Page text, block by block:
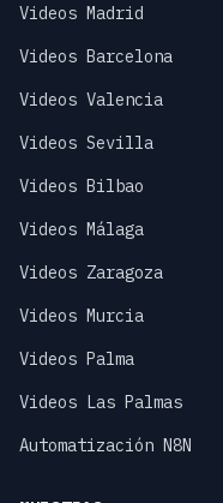
Videos Madrid
Videos Barcelona
Videos Valencia
Videos Sevilla
Videos Bilbao
Videos Málaga
Videos Zaragoza
Videos Murcia
Videos Palma
Videos Las Palmas
Automatización N8N